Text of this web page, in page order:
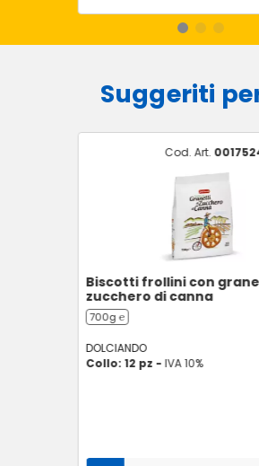
Suggeriti
Cod. Art.
Biscotti frollini con
zucchero di canna
700g ℮
DOLCIANDO
Collo: 12 pz - IVA 10%